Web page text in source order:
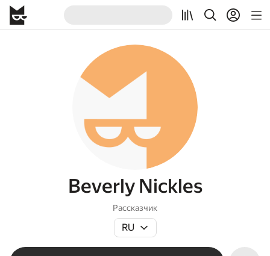
Beverly Nickles
Рассказчик
RU